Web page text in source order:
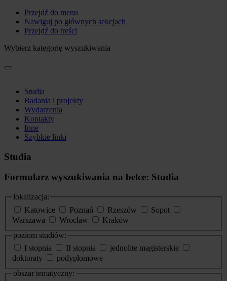
Przejdź do menu
Nawiguj po głównych sekcjach
Przejdź do treści
Wybierz kategorię wyszukiwania
Studia
Badania i projekty
Wydarzenia
Kontakty
Inne
Szybkie linki
Studia
Formularz wyszukiwania na belce: Studia
lokalizacja:
Katowice
Poznań Rzeszów
Sopot
Warszawa
Wrocław
Kraków
poziom studiów:
I stopnia
II stopnia
jednolite magisterskie
doktoraty
podyplomowe
obszar tematyczny: